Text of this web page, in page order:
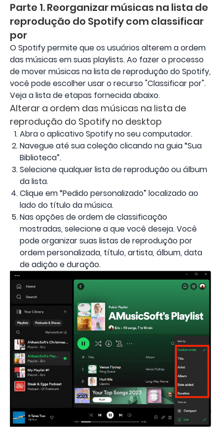
Parte 1. Reorganizar músicas na lista de
reprodução do Spotify com classificar
por
O Spotify permite que os usuários alterem a ordem
das músicas em suas playlists. Ao fazer o processo
de mover músicas na lista de reprodução do Spotify,
você pode escolher usar o recurso "Classificar por".
Veja a lista de etapas fornecida abaixo.
Alterar a ordem das músicas na lista de
reprodução do Spotify no desktop
Abra o aplicativo Spotify no seu computador.
Navegue até sua coleção clicando na guia “Sua
Biblioteca”.
Selecione qualquer lista de reprodução ou álbum
da lista.
Clique em “Pedido personalizado” localizado ao
lado do título da música.
Nas opções de ordem de classificação
mostradas, selecione a que você deseja. Você
pode organizar suas listas de reprodução por
ordem personalizada, título, artista, álbum, data
de adição e duração.